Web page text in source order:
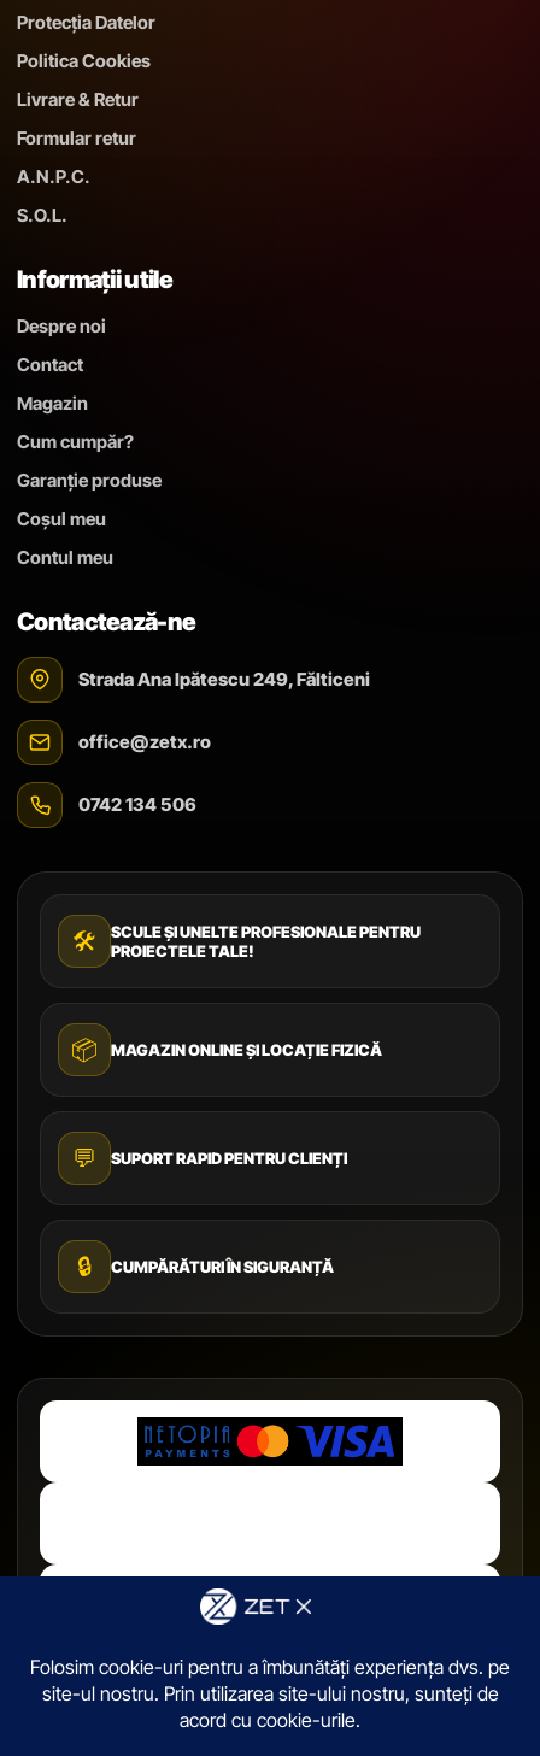
Protecția Datelor
Politica Cookies
Livrare & Retur
Formular retur
A.N.P.C.
S.O.L.
Informații utile
Despre noi
Contact
Magazin
Cum cumpăr?
Garanție produse
Coșul meu
Contul meu
Contactează-ne
Strada Ana Ipătescu 249, Fălticeni
office@zetx.ro
0742 134 506
🛠️
SCULE ȘI UNELTE PROFESIONALE PENTRU
PROIECTELE TALE!
📦 MAGAZIN ONLINE ȘI LOCAȚIE FIZICĂ
💬 SUPORT RAPID PENTRU CLIENȚI
🔒 CUMPĂRĂTURI ÎN SIGURANȚĂ